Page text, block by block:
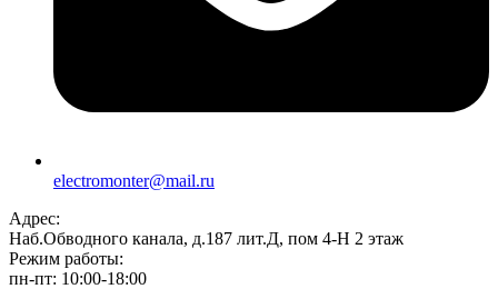
electromonter@mail.ru
Адрес:
Наб.Обводного канала, д.187 лит.Д, пом 4-Н 2 этаж
Режим работы:
пн-пт: 10:00-18:00